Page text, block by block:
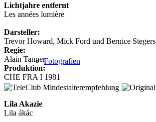
Fotografien
Lichtjahre entfernt
Les années lumière
Darsteller:
Trevor Howard, Mick Ford und Bernice Stegers
Regie:
Alain Tanner
Produktion:
CHE FRA I 1981
Lila Akazie
Lila ákác